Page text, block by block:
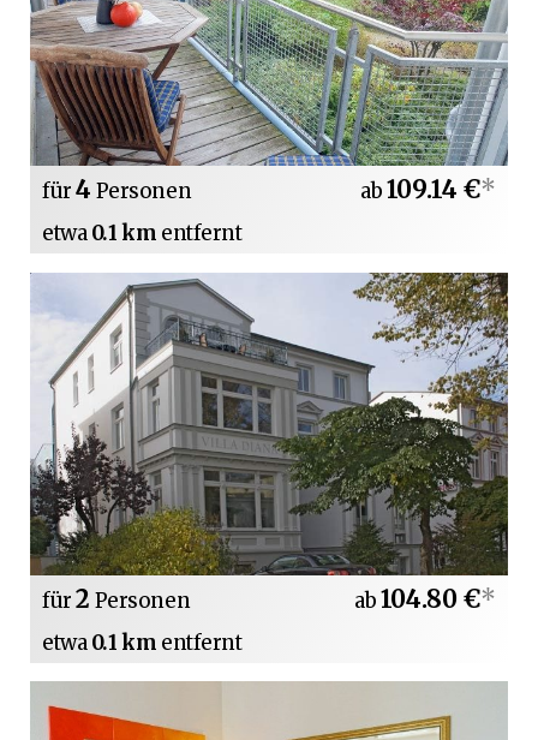
für4 Personen
etwa0.1 km entfernt
ab109.14 €*
für2 Personen
etwa0.1 km entfernt
ab104.80 €*